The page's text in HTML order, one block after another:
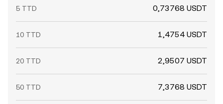
5 TTD 0,73768 USDT
10 TTD 1,4754 USDT
20 TTD 2,9507 USDT
50 TTD 7,3768 USDT